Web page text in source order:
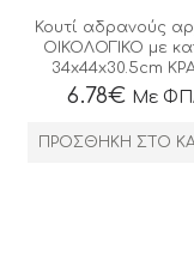
Κουτί αδρανούς
ΟΙΚΟΛΟΓΙΚΟ με
34x44x30.5cm
6.78€ Με
ΠΡΟΣΘΉΚΗ ΣΤΟ
Καντε
5% έκπτωση